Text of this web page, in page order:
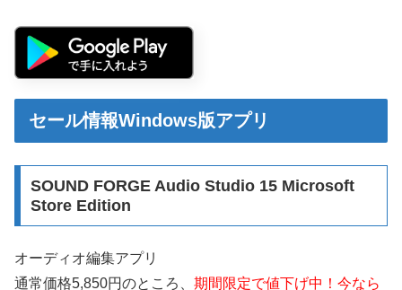
セール情報Windows版アプリ
SOUND FORGE Audio Studio 15 Microsoft
Store Edition
オーディオ編集アプリ
通常価格5,850円のところ、 期間限定で値下げ中！今なら